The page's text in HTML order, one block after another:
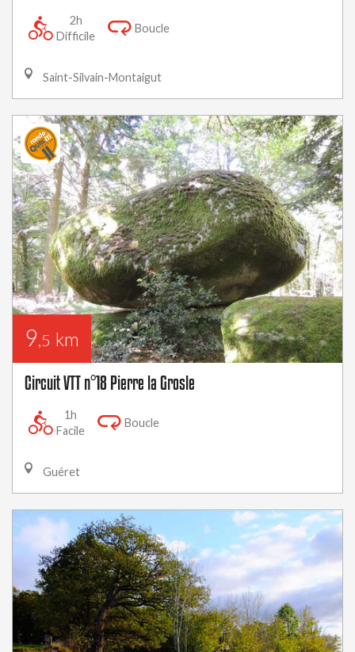
2h
Difficile
Boucle
Saint-Silvain-Montaigut
9,5 km
Circuit VTT n°18 Pierre la Grosle
1h
Facile
Boucle
Guéret